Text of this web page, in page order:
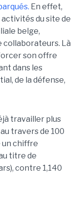
En effet,
du site de
belge,
Là
son offre
dans les
de la défense,
travailler plus
travers de 100
un chiffre
titre de
contre 1,140